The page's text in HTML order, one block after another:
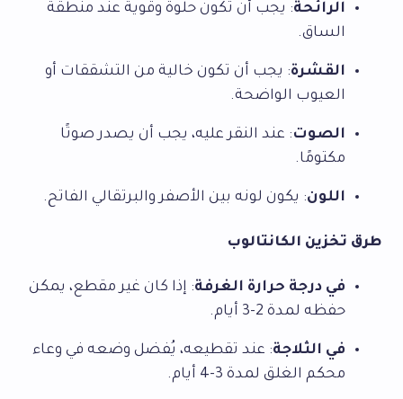
الرائحة: يجب أن تكون حلوة وقوية عند منطقة
الساق.
القشرة: يجب أن تكون خالية من التشققات أو
العيوب الواضحة.
الصوت: عند النقر عليه، يجب أن يصدر صوتًا
مكتومًا.
اللون: يكون لونه بين الأصفر والبرتقالي الفاتح.
طرق تخزين الكانتالوب
في درجة حرارة الغرفة: إذا كان غير مقطع، يمكن
حفظه لمدة 2-3 أيام.
في الثلاجة: عند تقطيعه، يُفضل وضعه في وعاء
محكم الغلق لمدة 3-4 أيام.